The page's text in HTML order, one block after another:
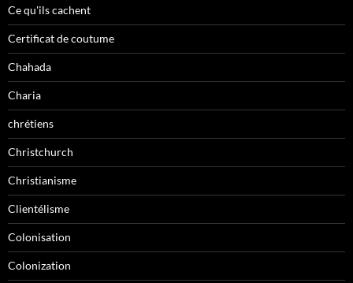
Ce qu'ils cachent
Certificat de coutume
Chahada
Charia
chrétiens
Christchurch
Christianisme
Clientélisme
Colonisation
Colonization